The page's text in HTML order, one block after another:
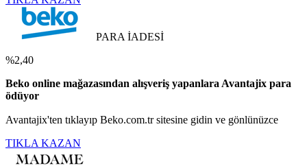
PARA İADESİ
%2,40
Beko online mağazasından alışveriş yapanlara Avantajix para
ödüyor
Avantajix'ten tıklayıp Beko.com.tr sitesine gidin ve gönlünüzce
TIKLA KAZAN